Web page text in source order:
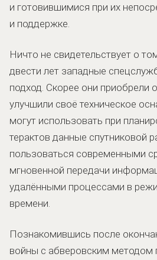
и готовившимися при их
и поддержке.
Ничто не свидетельствует о
двести лет западные
подход. Скорее они приобрели
улучшили своё техническое
могут использовать при
терактов данные спутниковой
пользоваться современными
мгновенной передачи
удалёнными процессами в
времени.
Познакомившись после
войны с абверовским методом